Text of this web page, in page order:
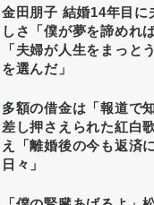
金田朋子 結婚14年目に
しさ「僕が夢を諦めれ
「夫婦が人生をまっと
を選んだ」
多額の借金は「報道で
差し押さえられた紅白
え「離婚後の今も返済
日々」